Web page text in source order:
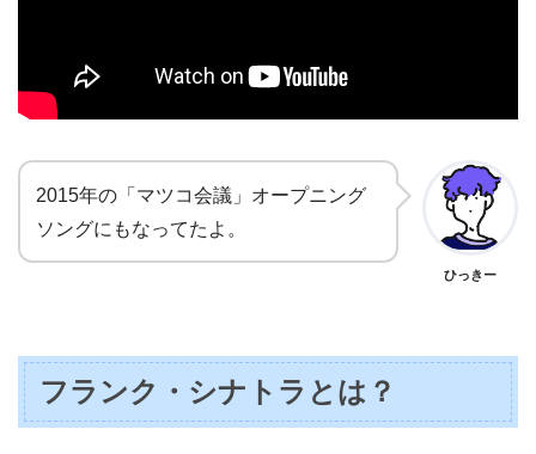
2015年の「マツコ会議」オープニング
ソングにもなってたよ。
ひっきー
フランク・シナトラとは？